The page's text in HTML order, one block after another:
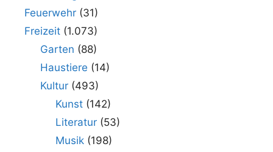
Feuerwehr (31)
Freizeit (1.073)
Garten (88)
Haustiere (14)
Kultur(493)
Kunst (142)
Literatur (53)
Musik (198)